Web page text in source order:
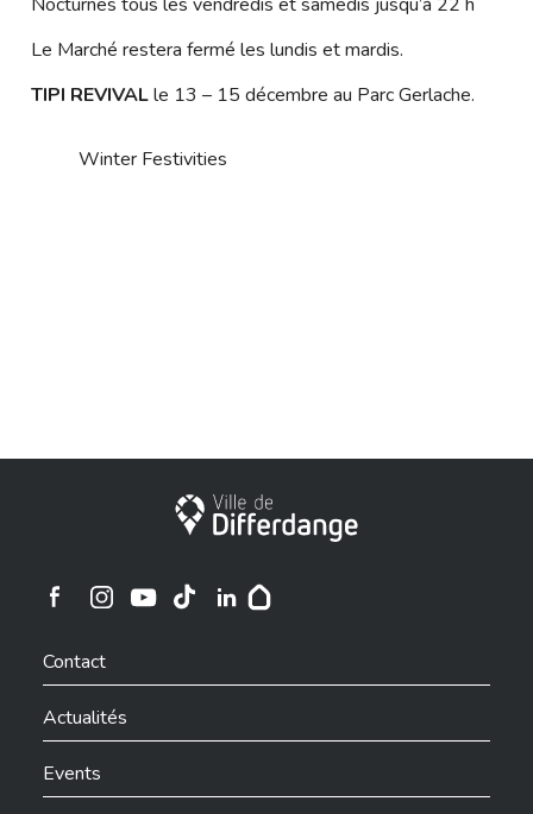
Nocturnes tous les vendredis et samedis jusqu’à 22 h
Le Marché restera fermé les lundis et mardis.
TIPI REVIVALle 13 – 15 décembre au Parc Gerlache.
Winter Festivities
Ville de Differdange
Ville de Differdange sur Instagram
Contact
Actualités
Events